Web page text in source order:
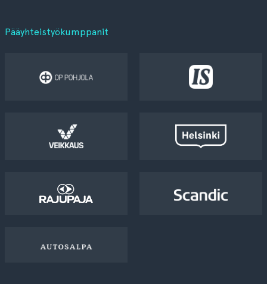
Pääyhteistyökumppanit